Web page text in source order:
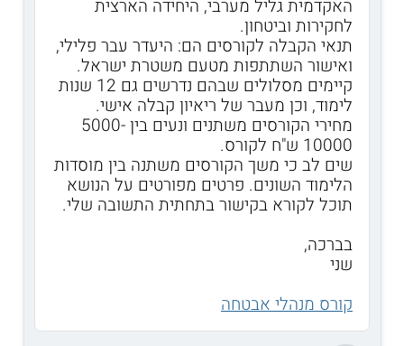
האקדמית גליל מערבי, היחידה הארצית
לחקירות וביטחון.
תנאי הקבלה לקורסים הם: היעדר עבר פלילי,
ואישור השתתפות מטעם משטרת ישראל.
קיימים מסלולים שבהם נדרשים גם 12 שנות
לימוד, וכן מעבר של ריאיון קבלה אישי.
מחירי הקורסים משתנים ונעים בין 5000-
10000 ש"ח לקורס.
שים לב כי משך הקורסים משתנה בין מוסדות
הלימוד השונים. פרטים מפורטים על הנושא
תוכל לקורא בקישור בתחתית התשובה שלי.
בברכה,
שני
קורס מנהלי אבטחה